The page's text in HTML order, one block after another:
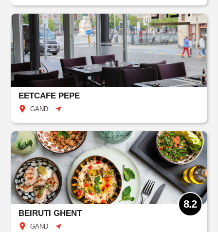
EETCAFE PEPE
GAND
BEIRUTI GHENT
GAND
8.2